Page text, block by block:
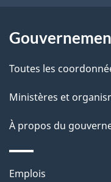
d
e
p
a
site
Toutes les
Ministères et
À propos du
Thèmes
Emplois